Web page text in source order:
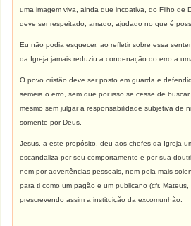
uma imagem viva, ainda que incoativa, do Filho de
deve ser respeitado, amado, ajudado no que é
Eu não podia esquecer, ao refletir sobre essa
da Igreja jamais reduziu a condenação do erro a
O povo cristão deve ser posto em guarda e
semeia o erro, sem que por isso se cesse de
mesmo sem julgar a responsabilidade subjetiva de
somente por Deus.
Jesus, a este propósito, deu aos chefes da Igreja
escandaliza por seu comportamento e por sua
nem por advertências pessoais, nem pela mais
para ti como um pagão e um publicano (cfr.
prescrevendo assim a instituição da excomunhão.